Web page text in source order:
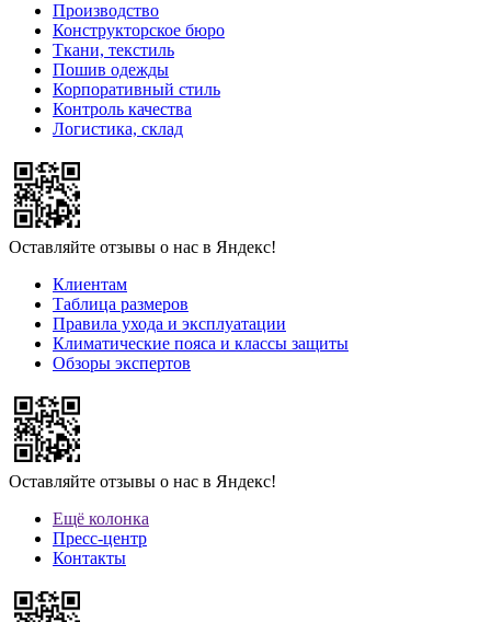
Производство
Конструкторское бюро
Ткани, текстиль
Пошив одежды
Корпоративный стиль
Контроль качества
Логистика, склад
Оставляйте отзывы о нас в Яндекс!
Клиентам
Таблица размеров
Правила ухода и эксплуатации
Климатические пояса и классы защиты
Обзоры экспертов
Оставляйте отзывы о нас в Яндекс!
Ещё колонка
Пресс-центр
Контакты